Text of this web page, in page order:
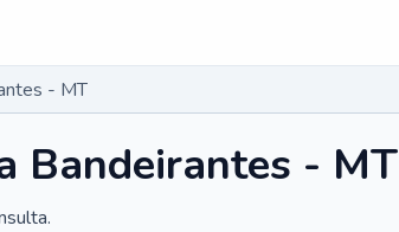
- MT
Bandeirantes - MT